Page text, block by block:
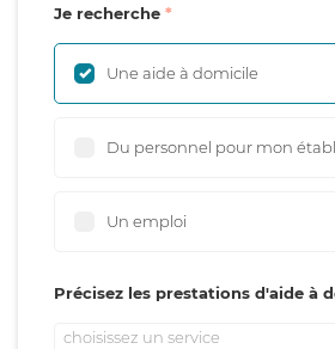
Je recherche
Une aide à domicile
Du personnel pour mon
Un emploi
Précisez les prestations d'aide à
choisissez un service